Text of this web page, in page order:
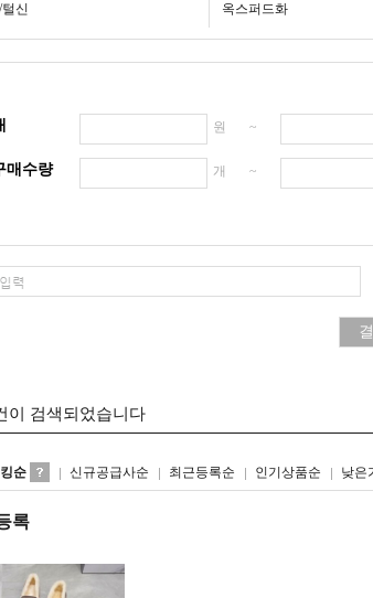
신 옥스퍼드화
원 ~
매수량 개 ~
이 검색되었습니다
순 신규공급사순 최근등록순 인기상품순 낮은
리스트형갤러리형
록